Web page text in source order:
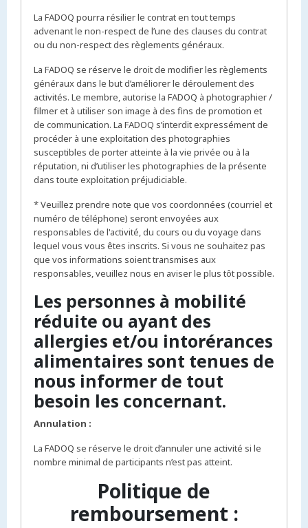
La FADOQ pourra résilier le contrat en tout temps
advenant le non-respect de l’une des clauses du contrat
ou du non-respect des règlements généraux.
La FADOQ se réserve le droit de modifier les règlements
généraux dans le but d’améliorer le déroulement des
activités. Le membre, autorise la FADOQ à photographier /
filmer et à utiliser son image à des fins de promotion et
de communication. La FADOQ s’interdit expressément de
procéder à une exploitation des photographies
susceptibles de porter atteinte à la vie privée ou à la
réputation, ni d’utiliser les photographies de la présente
dans toute exploitation préjudiciable.
* Veuillez prendre note que vos coordonnées (courriel et
numéro de téléphone) seront envoyées aux
responsables de l'activité, du cours ou du voyage dans
lequel vous vous êtes inscrits. Si vous ne souhaitez pas
que vos informations soient transmises aux
responsables, veuillez nous en aviser le plus tôt possible.
Les personnes à mobilité
réduite ou ayant des
allergies et/ou intorérances
alimentaires sont tenues de
nous informer de tout
besoin les concernant.
Annulation :
La FADOQ se réserve le droit d’annuler une activité si le
nombre minimal de participants n’est pas atteint.
Politique de
remboursement :